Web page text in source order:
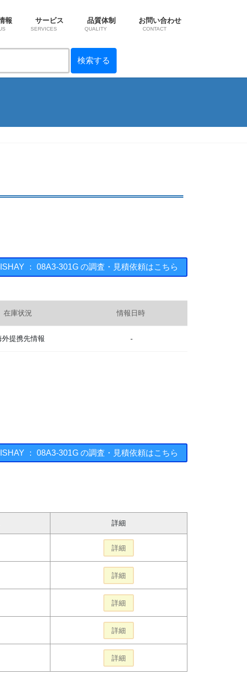
報 サービス
SERVICES
品質体制
QUALITY
お問い合わせ
CONTACT
： 08A3-301G の調査・見積依頼はこちら
在庫状況 情報日時
外提携先情報 -
： 08A3-301G の調査・見積依頼はこちら
詳細
詳細
詳細
詳細
詳細
詳細